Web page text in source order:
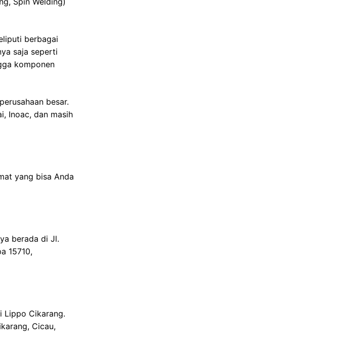
berbagai
saja seperti
komponen
besar.
Inoac, dan masih
yang bisa Anda
berada di Jl.
15710,
Lippo Cikarang.
Cicau,